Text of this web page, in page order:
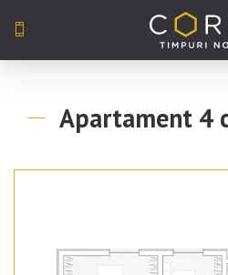
content
Apartament 4